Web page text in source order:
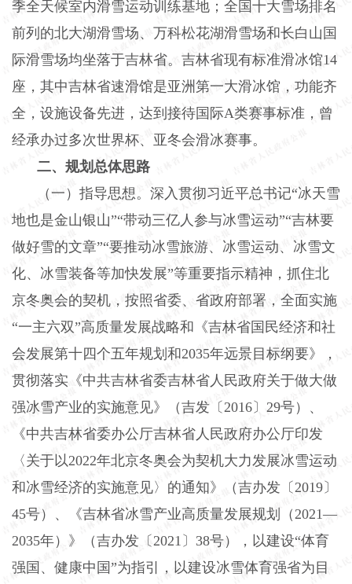
季全天候室内滑雪运动训练基地；全国十大雪场排名
前列的北大湖滑雪场、万科松花湖滑雪场和长白山国
际滑雪场均坐落于吉林省。吉林省现有标准滑冰馆14
座，其中吉林省速滑馆是亚洲第一大滑冰馆，功能齐
全，设施设备先进，达到接待国际A类赛事标准，曾
经承办过多次世界杯、亚冬会滑冰赛事。
二、规划总体思路
（一）指导思想。深入贯彻习近平总书记“冰天雪
地也是金山银山”“带动三亿人参与冰雪运动”“吉林要
做好雪的文章”“要推动冰雪旅游、冰雪运动、冰雪文
化、冰雪装备等加快发展”等重要指示精神，抓住北
京冬奥会的契机，按照省委、省政府部署，全面实施
“一主六双”高质量发展战略和《吉林省国民经济和社
会发展第十四个五年规划和2035年远景目标纲要》，
贯彻落实《中共吉林省委吉林省人民政府关于做大做
强冰雪产业的实施意见》（吉发〔2016〕 29号）、
《中共吉林省委办公厅吉林省人民政府办公厅印发
〈关于以2022年北京冬奥会为契机大力发展冰雪运动
和冰雪经济的实施意见〉的通知》（吉办发〔2019〕
45号）、《吉林省冰雪产业高质量发展规划（ 2021—
2035年）》（吉办发〔2021 〕 38号），以建设“体育
强国、健康中国”为指引，以建设冰雪体育强省为目